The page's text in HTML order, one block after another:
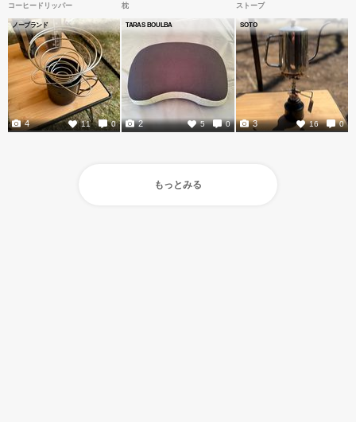
コーヒードリッパー
ノーブランド
11 0
4
枕
TARAS BOULBA
5 0
2
ストーブ
SOTO
16 0
3
もっとみる